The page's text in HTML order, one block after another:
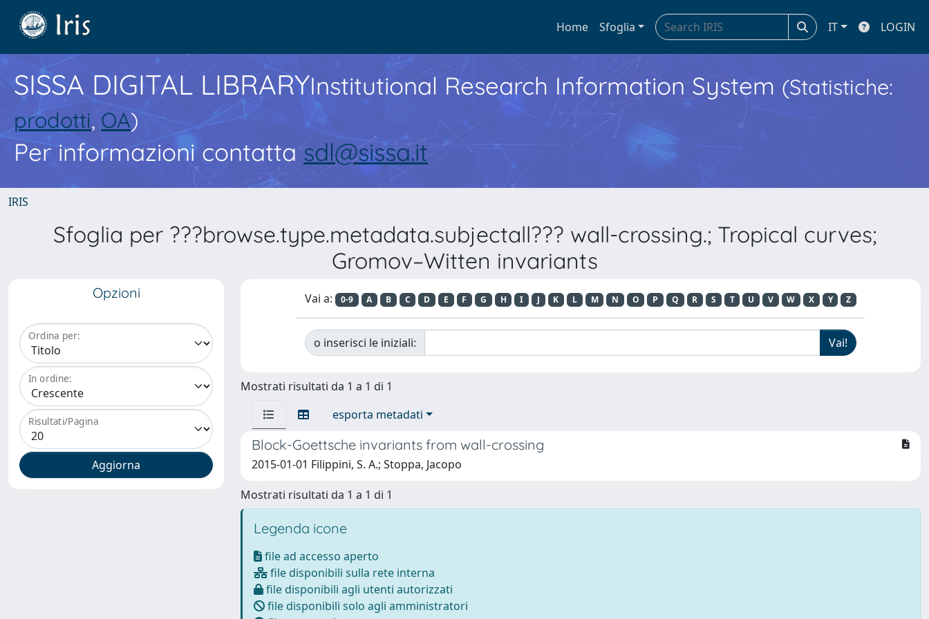
Home Sfoglia IT LOGIN
SISSA DIGITAL LIBRARYInstitutional Research Information System (Statistiche:
prodotti, OA)
Per informazioni contatta sdl@sissa.it
IRIS
Sfoglia per ???browse.type.metadata.subjectall??? wall-crossing.; Tropical curves;
Gromov–Witten invariants
Opzioni
Ordina per:
In ordine:
Risultati/Pagina
Vai a: 0-9 A B C D E F G H I J K L M N O P Q R S T U V W X Y Z
o inserisci le iniziali:
Mostrati risultati da 1 a 1 di 1
esporta metadati
Block-Goettsche invariants from wall-crossing
2015-01-01 Filippini, S. A.; Stoppa, Jacopo
Mostrati risultati da 1 a 1 di 1
Legenda icone
file ad accesso aperto
file disponibili sulla rete interna
file disponibili agli utenti autorizzati
file disponibili solo agli amministratori